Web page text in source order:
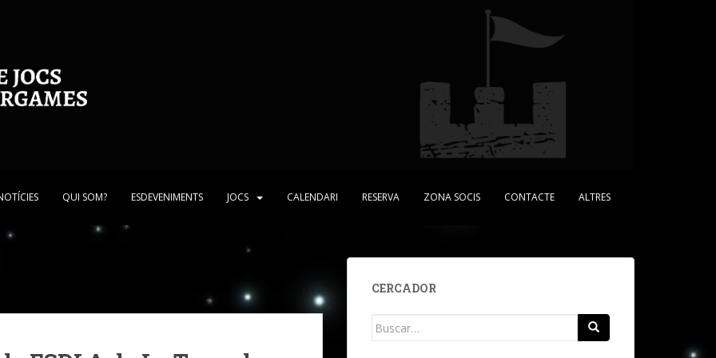
QUI SOM? ESDEVENIMENTS JOCS CALENDARI RESERVA ZONA SOCIS CONTACTE ALTRES
CERCADOR
Buscar: